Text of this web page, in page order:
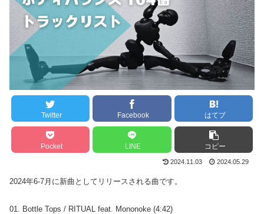
Twitter Facebook はてブ
Pocket LINE コピー
2024.11.03 2024.05.29
2024年6-7月に新曲としてリリースされる曲です。
01. Bottle Tops / RITUAL feat. Mononoke (4:42)